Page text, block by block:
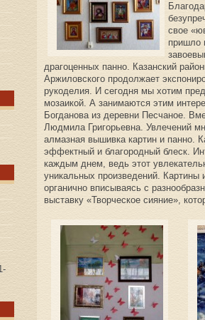
свое
пришло
драгоценных панно. Казанский
Аржиловского продолжает
рукоделия. И сегодня мы хотим
мозаикой. А занимаются этим
Богданова из деревни Песчаное.
Людмила Григорьевна. Увлечений
алмазная вышивка картин и панно.
эффектный и благородный блеск.
каждым днем, ведь этот
уникальных произведений. Картины
органично вписываясь с
выставку «Творческое сияние»,